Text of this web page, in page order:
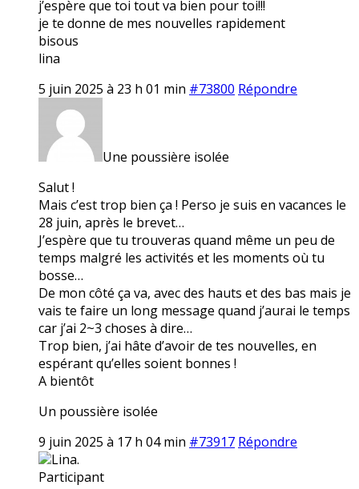
j’espère que toi tout va bien pour toi!!!
je te donne de mes nouvelles rapidement
bisous
lina
5 juin 2025 à 23 h 01 min #73800 Répondre
Une poussière isolée
Salut !
Mais c’est trop bien ça ! Perso je suis en vacances le
28 juin, après le brevet…
J’espère que tu trouveras quand même un peu de
temps malgré les activités et les moments où tu
bosse…
De mon côté ça va, avec des hauts et des bas mais je
vais te faire un long message quand j’aurai le temps
car j’ai 2~3 choses à dire…
Trop bien, j’ai hâte d’avoir de tes nouvelles, en
espérant qu’elles soient bonnes !
A bientôt
Un poussière isolée
9 juin 2025 à 17 h 04 min #73917 Répondre
Lina.
Participant